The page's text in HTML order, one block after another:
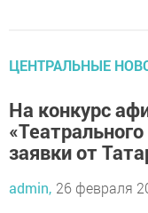
заявки от
26 февраля